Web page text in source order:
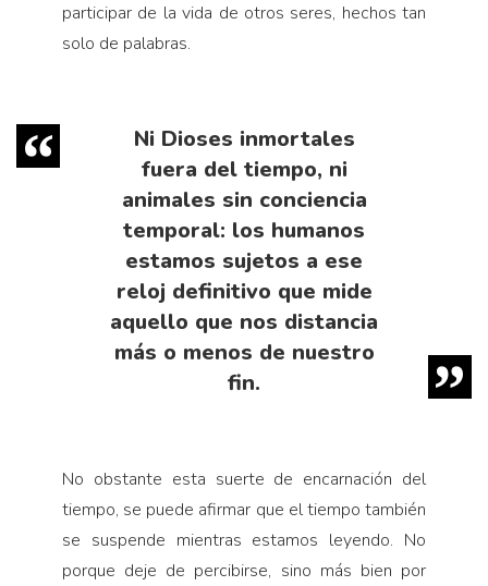
participar de la vida de otros seres, hechos tan
solo de palabras.
Ni Dioses inmortales
fuera del tiempo, ni
animales sin conciencia
temporal: los humanos
estamos sujetos a ese
reloj definitivo que mide
aquello que nos distancia
más o menos de nuestro
fin.
No obstante esta suerte de encarnación del
tiempo, se puede afirmar que el tiempo también
se suspende mientras estamos leyendo. No
porque deje de percibirse, sino más bien por